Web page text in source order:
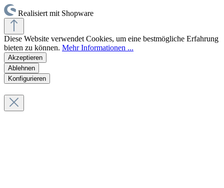
Realisiert mit Shopware
Diese Website verwendet Cookies, um eine bestmögliche Erfahrung
bieten zu können. Mehr Informationen ...
Akzeptieren
Ablehnen
Konfigurieren